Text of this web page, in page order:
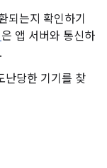
되는지 확인하기
은 앱 서버와 통신하
난당한 기기를 찾